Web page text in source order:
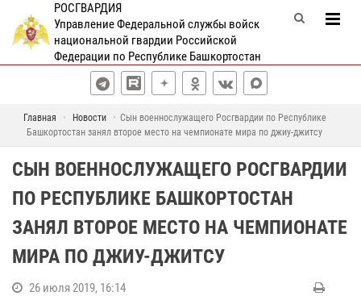
РОСГВАРДИЯ
Управление Федеральной службы войск
национальной гвардии Российской
Федерации по Республике Башкортостан
Главная Новости
Сын военнослужащего Росгвардии по Республике
Башкортостан занял второе место на чемпионате мира по джиу-джитсу
СЫН ВОЕННОСЛУЖАЩЕГО РОСГВАРДИИ
ПО РЕСПУБЛИКЕ БАШКОРТОСТАН
ЗАНЯЛ ВТОРОЕ МЕСТО НА ЧЕМПИОНАТЕ
МИРА ПО ДЖИУ-ДЖИТСУ
26 июля 2019, 16:14